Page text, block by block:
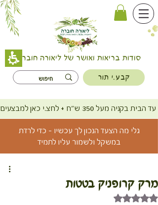
סודות בריאות ואושר של ליאורה חוברה
קבע.י תור
ש"ח + לחצ.י כאן למבצעים
גלי מה הצעד הנכון לך עכשיו - כדי לרדת
במשקל ולשמור עליו לתמיד
מרק קרופניק בטטות
דירוג של NaN מתוך 5 כוכבים